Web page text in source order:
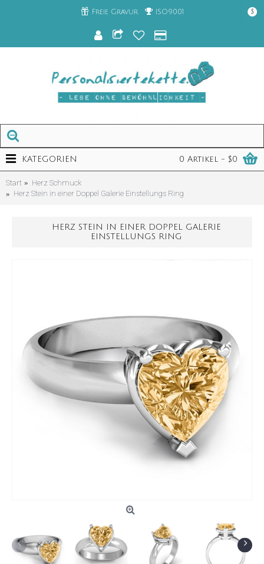
Freie Gravur ISO9001 $
0 Artikel - $0
KATEGORIEN
Start
Herz Schmuck
Herz Stein in einer Doppel Galerie Einstellungs Ring
HERZ STEIN IN EINER DOPPEL GALERIE
EINSTELLUNGS RING